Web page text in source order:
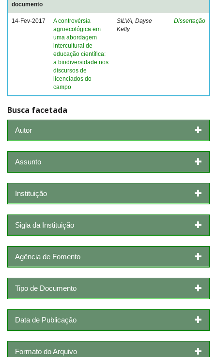
documento
14-Fev-2017
A controvérsia
agroecológica em
uma abordagem
intercultural de
educação científica:
a biodiversidade nos
discursos de
licenciados do
campo
SILVA, Dayse
Kelly
Dissertação
Busca facetada
Autor
Assunto
Instituição
Sigla da Instituição
Agência de Fomento
Tipo de Documento
Data de Publicação
Formato do Arquivo